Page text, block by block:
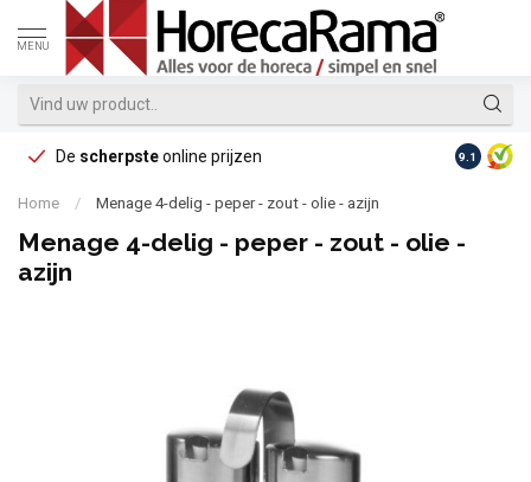
MENU
De scherpsteonline prijzen Op
9.1
Home / Menage 4-delig - peper - zout - olie - azijn
Menage 4-delig - peper - zout - olie -
azijn